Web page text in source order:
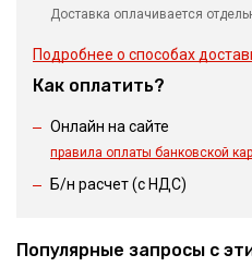
Доставка оплачивается
Подробнее о способах
Как оплатить?
Онлайн на сайте
правила оплаты банковской
Б/н расчет (c НДС)
Популярные запросы с